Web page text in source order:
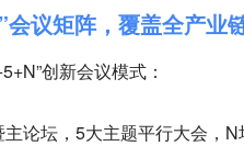
会议矩阵，覆盖全产业
创新会议模式：
论坛，5大主题平行大会，N